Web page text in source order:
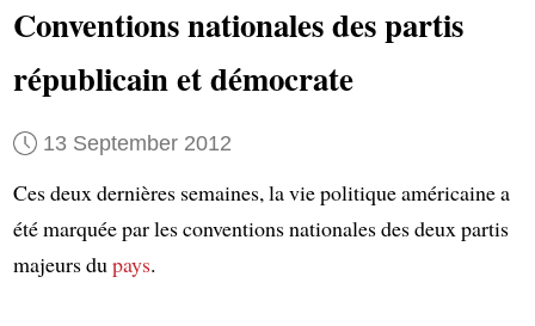
Conventions nationales des partis
républicain et démocrate
13 September 2012
Ces deux dernières semaines, la vie politique américaine a
été marquée par les conventions nationales des deux partis
majeurs dupays.